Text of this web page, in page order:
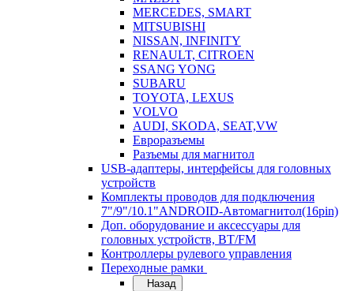
MERCEDES, SMART
MITSUBISHI
NISSAN, INFINITY
RENAULT, CITROEN
SSANG YONG
SUBARU
TOYOTA, LEXUS
VOLVO
AUDI, SKODA, SEAT,VW
Евроразъемы
Разъемы для магнитол
USB-адаптеры, интерфейсы для головных
устройств
Комплекты проводов для подключения
7"/9"/10.1"ANDROID-Автомагнитол(16pin)
Доп. оборудование и аксессуары для
головных устройств, BT/FM
Контроллеры рулевого управления
Переходные рамки
Назад